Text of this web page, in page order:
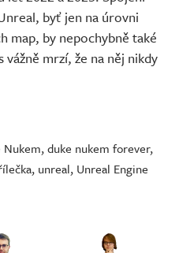
byť jen na úrovni
map, by nepochybně také
mrzí, že na něj nikdy
Nukem,duke nukem forever,
, unreal, Unreal Engine